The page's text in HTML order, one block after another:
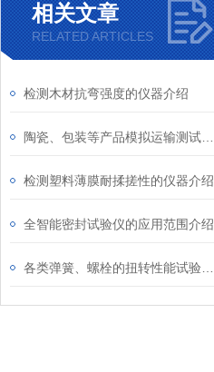
相关文章
RELATED ARTICLES
检测木材抗弯强度的仪器介绍
检测塑料薄膜耐揉搓性的仪器介绍
全智能密封试验仪的应用范围介绍